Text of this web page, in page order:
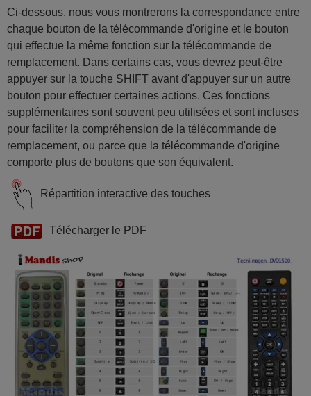
Ci-dessous, nous vous montrerons la correspondance entre
chaque bouton de la télécommande d'origine et le bouton
qui effectue la même fonction sur la télécommande de
remplacement. Dans certains cas, vous devrez peut-être
appuyer sur la touche SHIFT avant d'appuyer sur un autre
bouton pour effectuer certaines actions. Ces fonctions
supplémentaires sont souvent peu utilisées et sont incluses
pour faciliter la compréhension de la télécommande de
remplacement, ou parce que la télécommande d'origine
comporte plus de boutons que son équivalent.
Répartition interactive des touches
Télécharger le PDF